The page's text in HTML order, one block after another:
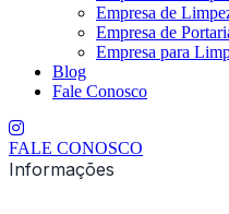
Empresa de
Empresa de
Empresa para
Blog
Fale Conosco
FALE CONOSCO
Informações